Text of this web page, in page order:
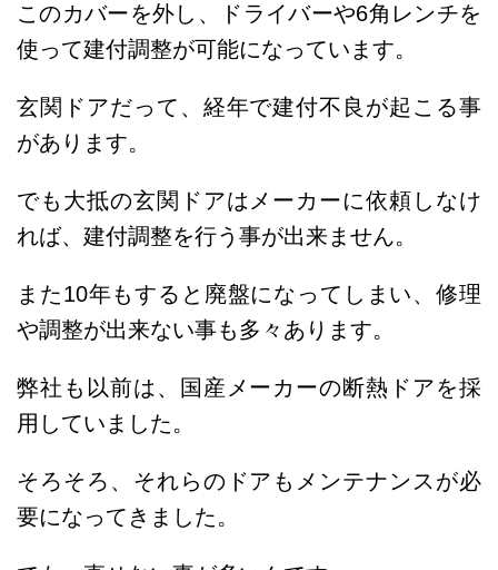
このカバーを外し、ドライバーや6角レンチを
使って建付調整が可能になっています。
玄関ドアだって、経年で建付不良が起こる事
があります。
でも大抵の玄関ドアはメーカーに依頼しなけ
れば、建付調整を行う事が出来ません。
また10年もすると廃盤になってしまい、修理
や調整が出来ない事も多々あります。
弊社も以前は、国産メーカーの断熱ドアを採
用していました。
そろそろ、それらのドアもメンテナンスが必
要になってきました。